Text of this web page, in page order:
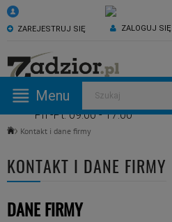
ZAREJESTRUJ SIĘ ZALOGUJ SIĘ
530 582 918
Pn -Pt: 09:00 - 17:00
Menu Szukaj
Kontakt i dane firmy
KONTAKT I DANE FIRMY
DANE FIRMY